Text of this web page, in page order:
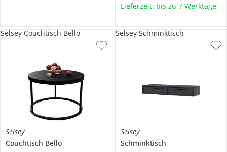
Lieferzeit: bis zu 7 Werktage
Selsey
Couchtisch Bello
Selsey Couchtisch Bello
Selsey
Schminktisch
Selsey Schminktisch